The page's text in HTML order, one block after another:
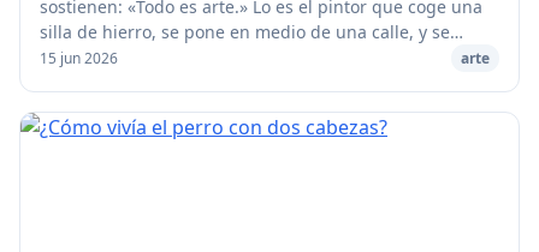
sostienen: «Todo es arte.» Lo es el pintor que coge una
silla de hierro, se pone en medio de una calle, y se
coloca un cartel que dice: «Miradme, con esto b...
15 jun 2026 arte